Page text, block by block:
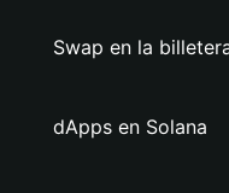
Swap en la
dApps en Solana